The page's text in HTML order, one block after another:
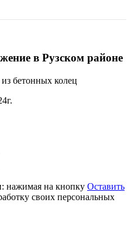
в Рузском районе
бетонных колец
нажимая на кнопку Оставить
своих персональных